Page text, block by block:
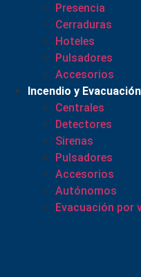
Presencia
Cerraduras
Hoteles
Pulsadores
Accesorios
Incendio y Evacuación
Centrales
Detectores
Sirenas
Pulsadores
Accesorios
Autónomos
Evacuación por